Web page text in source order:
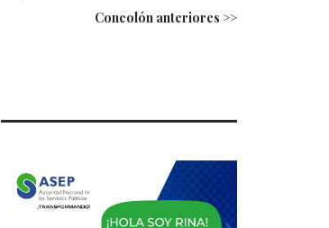
Concolón anteriores >>